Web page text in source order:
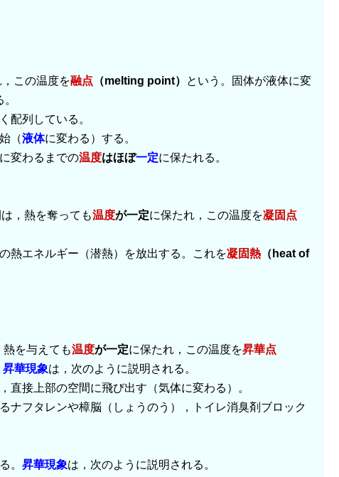
この温度を融点 （melting point）
という。固体が液体に変
配列している。
（液体に変わる）する。
変わるまでの温度はほぼ一定に保たれる。
，熱を奪っても温度が一定に保たれ，この温度を凝固点
熱エネルギー（潜熱）を放出する。これを凝固熱 （heat of
を与えても温度が一定に保たれ，この温度を昇華点
昇華現象は，次のように説明される。
直接上部の空間に飛び出す（気体に変わる）。
ナフタレンや樟脳（しょうのう），トイレ消臭剤ブロック
。 昇華現象は，次のように説明される。